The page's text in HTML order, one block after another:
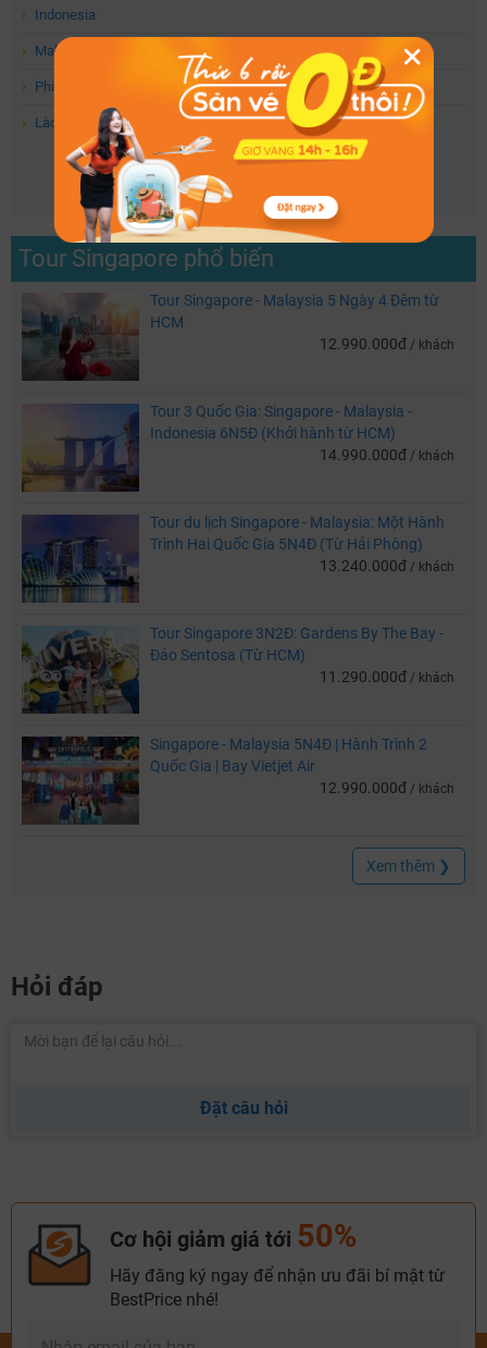
› Indonesia
› Malaysia
› Philippines
› Lào
Xem thêm
Tour Singapore phổ biến
Tour Singapore - Malaysia 5 Ngày 4 Đêm từ
HCM
12.990.000đ / khách
Tour 3 Quốc Gia: Singapore - Malaysia -
Indonesia 6N5Đ (Khởi hành từ HCM)
14.990.000đ / khách
Tour du lịch Singapore - Malaysia: Một Hành
Trình Hai Quốc Gia 5N4Đ (Từ Hải Phòng)
13.240.000đ / khách
Tour Singapore 3N2Đ: Gardens By The Bay -
Đảo Sentosa (Từ HCM)
11.290.000đ / khách
Singapore - Malaysia 5N4Đ | Hành Trình 2
Quốc Gia | Bay Vietjet Air
12.990.000đ / khách
Xem thêm ❯
Hỏi đáp
Đặt câu hỏi
Cơ hội giảm giá tới 50%
Hãy đăng ký ngay để nhận ưu đãi bí mật từ
BestPrice nhé!